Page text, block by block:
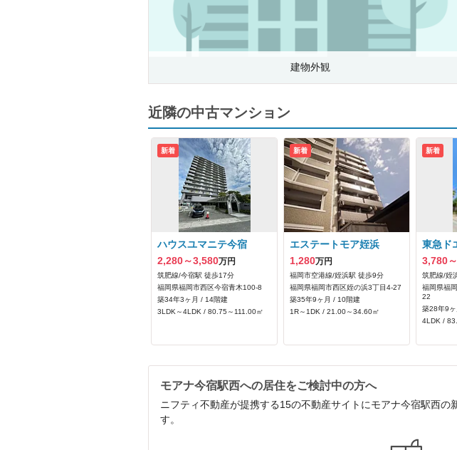
建物外観
近隣の中古マンション
新着
ハウスユマニテ今宿
2,280～3,580万円
筑肥線/今宿駅 徒歩17分
福岡県福岡市西区今宿青木100‐8
築34年3ヶ月 / 14階建
3LDK～4LDK / 80.75～111.00㎡
新着
エステートモア姪浜
1,280万円
福岡市空港線/姪浜駅 徒歩9分
福岡県福岡市西区姪の浜3丁目4-27
築35年9ヶ月 / 10階建
1R～1DK / 21.00～34.60㎡
新着
東急ド
3,780
筑肥線/姪
福岡県福
22
築28年9
4LDK /
モアナ今宿駅西への居住をご検討中の方へ
ニフティ不動産が提携する15の不動産サイトにモアナ今宿駅西
す。